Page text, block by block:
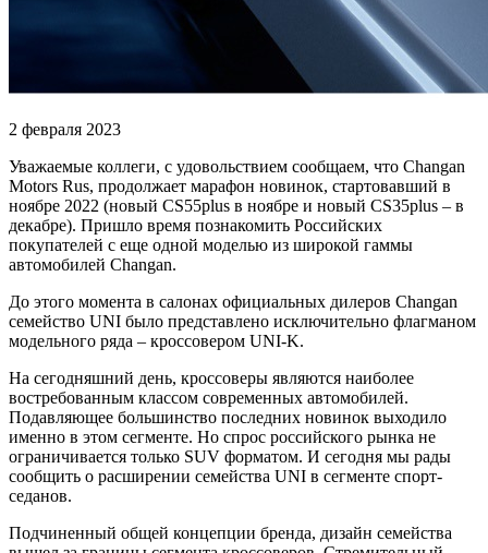
2 февраля 2023
Уважаемые коллеги, с удовольствием сообщаем, что Changan
Motors Rus, продолжает марафон новинок, стартовавший в
ноябре 2022 (новый CS55plus в ноябре и новый CS35plus – в
декабре). Пришло время познакомить Российских
покупателей с еще одной моделью из широкой гаммы
автомобилей Changan.
До этого момента в салонах официальных дилеров Changan
семейство UNI было представлено исключительно флагманом
модельного ряда – кроссовером UNI-K.
На сегодняшний день, кроссоверы являются наиболее
востребованным классом современных автомобилей.
Подавляющее большинство последних новинок выходило
именно в этом сегменте. Но спрос российского рынка не
ограничивается только SUV форматом. И сегодня мы рады
сообщить о расширении семейства UNI в сегменте спорт-
седанов.
Подчиненный общей концепции бренда, дизайн семейства